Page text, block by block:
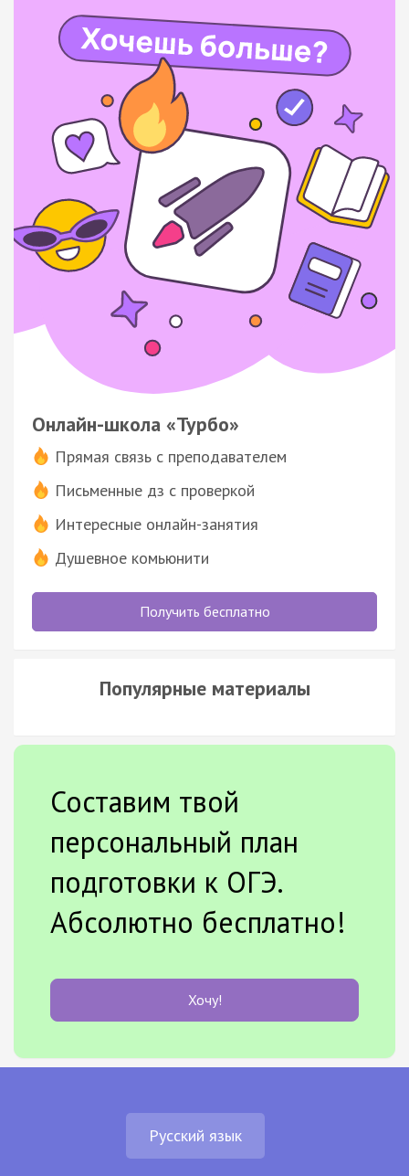
Онлайн-школа «Турбо»
Прямая связь с преподавателем
Письменные дз с проверкой
Интересные онлайн-занятия
Душевное комьюнити
Получить бесплатно
Популярные материалы
Составим твой
персональный план
подготовки к ОГЭ.
Абсолютно бесплатно!
Хочу!
Русский язык